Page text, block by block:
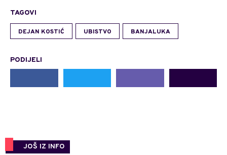
TAGOVI
DEJAN KOSTIĆ UBISTVO BANJALUKA
PODIJELI
JOŠ IZ INFO